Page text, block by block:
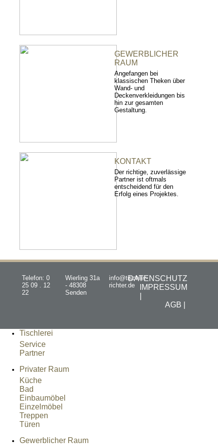
GEWERBLICHER
RAUM
Angefangen bei
klassischen Theken über
Wand- und
Deckenverkleidungen bis
hin zur gesamten
Gestaltung.
KONTAKT
Der richtige, zuverlässige
Partner ist oftmals
entscheidend für den
Erfolg eines Projektes.
Telefon: 0
25 09 . 12
22
Wierling 31a
- 48308
Senden
info@tischler-
richter.de
DATENSCHUTZ
IMPRESSUM
AGB |
Tischlerei
Service
Partner
Privater Raum
Küche
Bad
Einbaumöbel
Einzelmöbel
Treppen
Türen
Gewerblicher Raum